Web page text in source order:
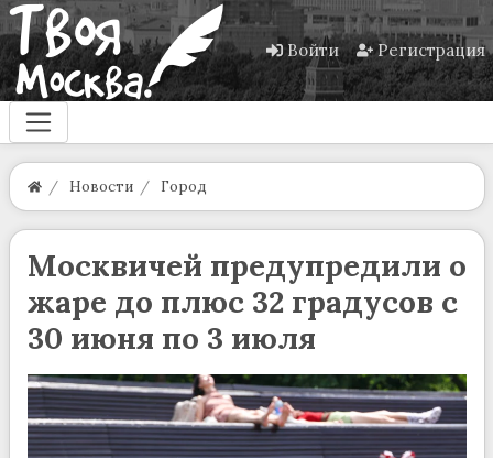
Войти Регистрация
Новости Город
Москвичей предупредили о
жаре до плюс 32 градусов с
30 июня по 3 июля